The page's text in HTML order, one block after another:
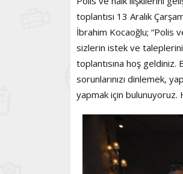
toplantısı 13 Aralık
İbrahim Kocaoğlu; “Polis
sizlerin istek ve
toplantısına hoş
sorunlarınızı dinlemek,
yapmak için bulunuyoruz.